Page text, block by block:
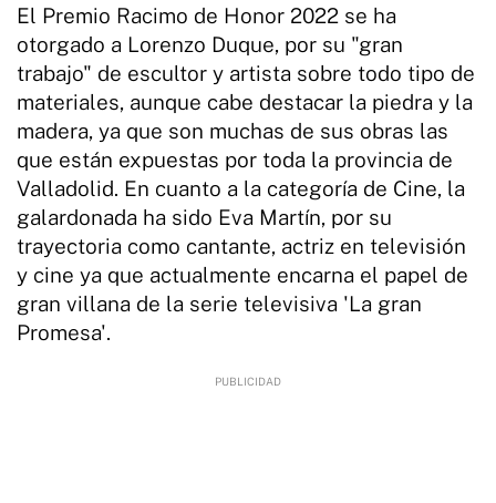
El Premio Racimo de Honor 2022 se ha
otorgado a Lorenzo Duque, por su "gran
trabajo" de escultor y artista sobre todo tipo de
materiales, aunque cabe destacar la piedra y la
madera, ya que son muchas de sus obras las
que están expuestas por toda la provincia de
Valladolid. En cuanto a la categoría de Cine, la
galardonada ha sido Eva Martín, por su
trayectoria como cantante, actriz en televisión
y cine ya que actualmente encarna el papel de
gran villana de la serie televisiva 'La gran
Promesa'.